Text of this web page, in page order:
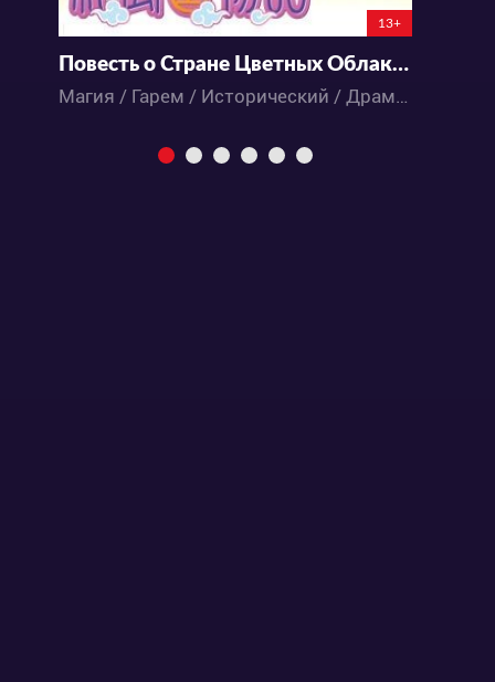
13+
Повесть о Стране Цветных Облаков [ТВ-2]
Магия / Гарем / Исторический / Драма / Комедия / Приключения / Романтика / Сёдзё / Фэнтези / Аниме